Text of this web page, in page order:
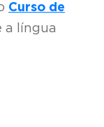
Curso de
a língua